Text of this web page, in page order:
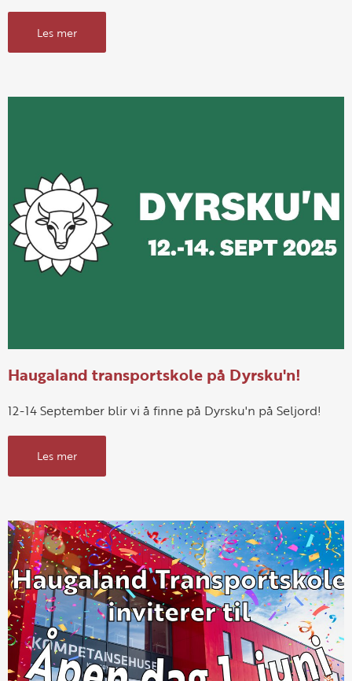
Les mer
Haugaland transportskole på Dyrsku'n!
12-14 September blir vi å finne på Dyrsku'n på Seljord!
Les mer